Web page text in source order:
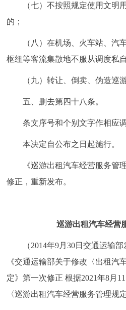
（七）不按照规定使用文明用
的；
（八）在机场、火车站、汽车
枢纽等客流集散地不服从调度私
（九）转让、倒卖、伪造巡游
五、删去第四十八条。
条文序号和个别文字作相应调
本决定自公布之日起施行。
《巡游出租汽车经营服务管理
修正，重新发布。
巡游出租汽车经营
（2014年9月30日交通运输部
《交通运输部关于修改〈出租汽
定》第一次修正 根据2021年8月
〈巡游出租汽车经营服务管理规